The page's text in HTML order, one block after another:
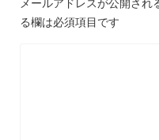
メールアドレスが公開され
る欄は必須項目です